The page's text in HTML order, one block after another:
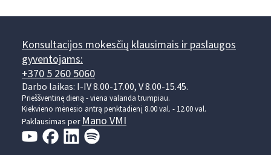
Konsultacijos mokesčių klausimais ir paslaugos
gyventojams:
+370 5 260 5060
Darbo laikas: I-IV 8.00-17.00, V 8.00-15.45.
Prieššventinę dieną - viena valanda trumpiau.
Kiekvieno mėnesio antrą penktadienį 8.00 val. - 12.00 val.
Paklausimas perMano VMI